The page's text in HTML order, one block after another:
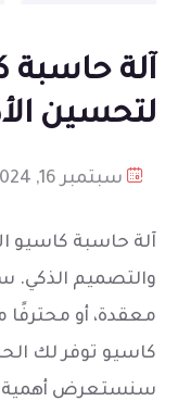
آلة حاسبة
لتحسين
سبتمبر 16, 2024
آلة حاسبة كاسيو
والتصميم الذكي.
معقدة، أو محترفًا
كاسيو توفر لك
سنستعرض أهمية